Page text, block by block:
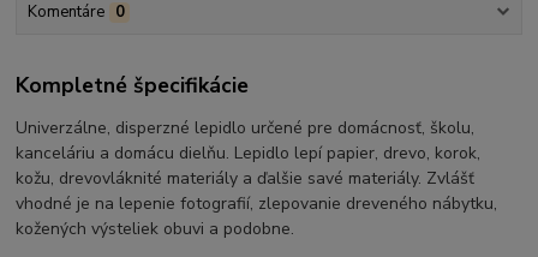
Komentáre 0
Kompletné špecifikácie
Univerzálne, disperzné lepidlo určené pre domácnosť, školu,
kanceláriu a domácu dielňu. Lepidlo lepí papier, drevo, korok,
kožu, drevovláknité materiály a ďalšie savé materiály. Zvlášť
vhodné je na lepenie fotografií, zlepovanie dreveného nábytku,
kožených výsteliek obuvi a podobne.